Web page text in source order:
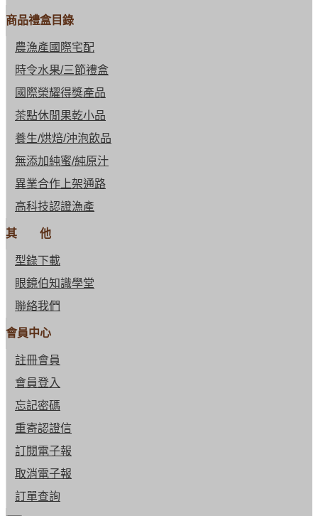
商品禮盒目錄
農漁產國際宅配
時令水果/三節禮盒
國際榮耀得獎產品
茶點休閒果乾小品
養生/烘焙/沖泡飲品
無添加純蜜/純原汁
異業合作上架通路
高科技認證漁產
其 他
型錄下載
眼鏡伯知識學堂
聯絡我們
會員中心
註冊會員
會員登入
忘記密碼
重寄認證信
訂閱電子報
取消電子報
訂單查詢